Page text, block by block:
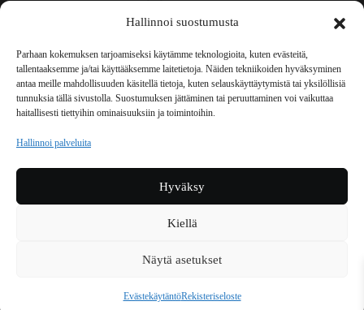
Hallinnoi suostumusta
Parhaan kokemuksen tarjoamiseksi käytämme teknologioita, kuten evästeitä,
tallentaaksemme ja/tai käyttääksemme laitetietoja. Näiden tekniikoiden hyväksyminen
antaa meille mahdollisuuden käsitellä tietoja, kuten selauskäyttäytymistä tai yksilöllisiä
tunnuksia tällä sivustolla. Suostumuksen jättäminen tai peruuttaminen voi vaikuttaa
haitallisesti tiettyihin ominaisuuksiin ja toimintoihin.
Hallinnoi palveluita
Hyväksy
Kiellä
Näytä asetukset
EvästekäytäntöRekisteriseloste
UUTISKIRJE
MAINOSTAJILLE
VASTAMAINOKSET
JAKELUPAIKAT
REKISTERISELOSTE
TILAUKSEN PERUUTUSPYYNTÖ
TILAUSOHJEET JA -EHDOT